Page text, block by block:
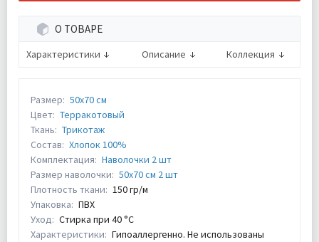
О ТОВАРЕ
Характеристики Описание Коллекция
Размер: 50х70 см
Цвет: Терракотовый
Ткань: Трикотаж
Состав: Хлопок 100%
Комплектация: Наволочки 2 шт
Размер наволочки: 50х70 см 2 шт
Плотность ткани: 150 гр/м
Упаковка: ПВХ
Уход: Стирка при 40 °С
Характеристики: Гипоаллергенно. Не использованы